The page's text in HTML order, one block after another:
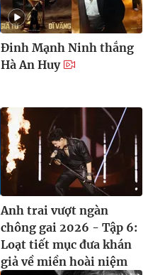
Đinh Mạnh Ninh thắng
Hà An Huy
Anh trai vượt ngàn
chông gai 2026 - Tập 6:
Loạt tiết mục đưa khán
giả về miền hoài niệm